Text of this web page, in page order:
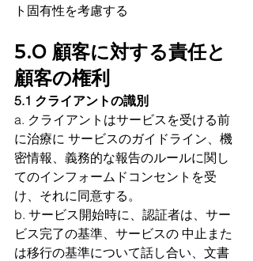
ト固有性を考慮する
5.0 顧客に対する責任と
顧客の権利
5.1 クライアントの識別
a. クライアントはサービスを受ける前
に治療に サービスのガイドライン、機
密情報、義務的な報告のルールに関し
てのインフォームドコンセントを受
け、それに同意する。
b. サービス開始時に、認証者は、サー
ビス完了の基準、サービスの 中止また
は移行の基準について話し合い、文書